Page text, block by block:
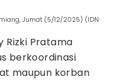
Jumat (5/12/2025) (IDN
Rizki Pratama
berkoordinasi
maupun korban